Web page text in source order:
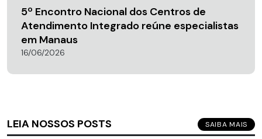
5º Encontro Nacional dos Centros de
Atendimento Integrado reúne especialistas
em Manaus
16/06/2026
LEIA NOSSOS POSTS SAIBA MAIS